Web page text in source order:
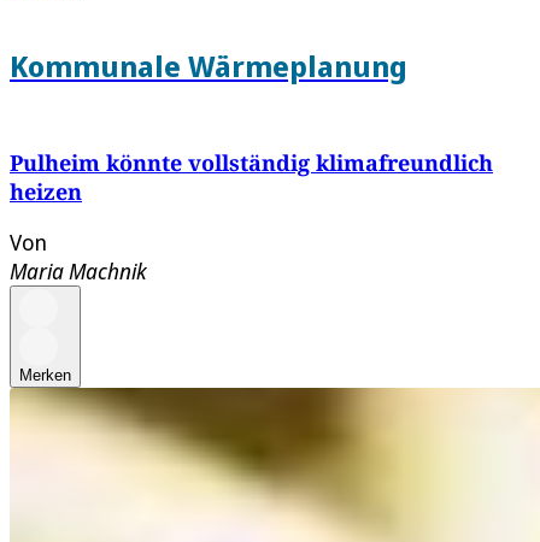
Kommunale Wärmeplanung
Pulheim könnte vollständig klimafreundlich
heizen
Von
Maria Machnik
Merken